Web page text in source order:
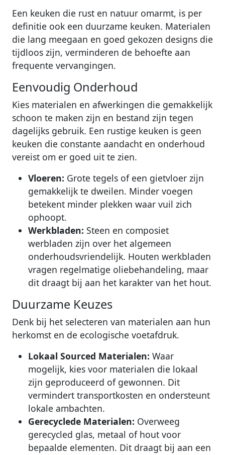
Een keuken die rust en natuur omarmt, is per
definitie ook een duurzame keuken. Materialen
die lang meegaan en goed gekozen designs die
tijdloos zijn, verminderen de behoefte aan
frequente vervangingen.
Eenvoudig Onderhoud
Kies materialen en afwerkingen die gemakkelijk
schoon te maken zijn en bestand zijn tegen
dagelijks gebruik. Een rustige keuken is geen
keuken die constante aandacht en onderhoud
vereist om er goed uit te zien.
Vloeren: Grote tegels of een gietvloer zijn
gemakkelijk te dweilen. Minder voegen
betekent minder plekken waar vuil zich
ophoopt.
Werkbladen: Steen en composiet
werbladen zijn over het algemeen
onderhoudsvriendelijk. Houten werkbladen
vragen regelmatige oliebehandeling, maar
dit draagt bij aan het karakter van het hout.
Duurzame Keuzes
Denk bij het selecteren van materialen aan hun
herkomst en de ecologische voetafdruk.
Lokaal Sourced Materialen: Waar
mogelijk, kies voor materialen die lokaal
zijn geproduceerd of gewonnen. Dit
vermindert transportkosten en ondersteunt
lokale ambachten.
Gerecyclede Materialen: Overweeg
gerecycled glas, metaal of hout voor
bepaalde elementen. Dit draagt bij aan een